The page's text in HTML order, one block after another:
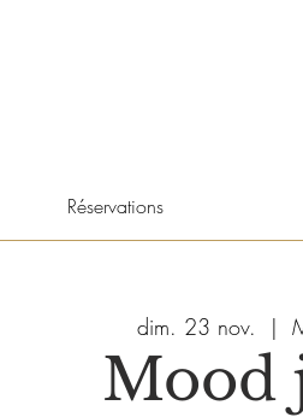
Réservations
dim. 23 nov.
  |
Mood